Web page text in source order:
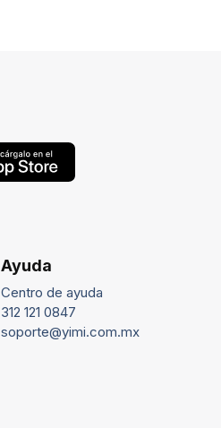
Ayuda
Centro de ayuda
312 121 0847
soporte@yimi.com.mx